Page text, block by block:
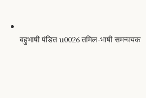
बहुभाषी पंडित u0026 तमिल-भाषी समन्वयक